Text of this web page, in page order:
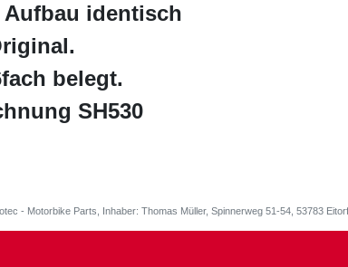
identisch
belegt.
SH530
- Motorbike Parts, Inhaber: Thomas Müller, Spinnerweg 51-54, 53783